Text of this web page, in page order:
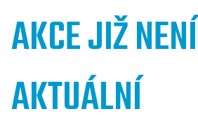
AKCE JIŽ NENÍ
AKTUÁLNÍ